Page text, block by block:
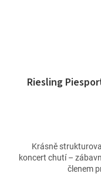
Riesling
Krásně
koncert chutí –
členem